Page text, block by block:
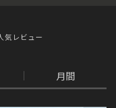
気レビュー
月間